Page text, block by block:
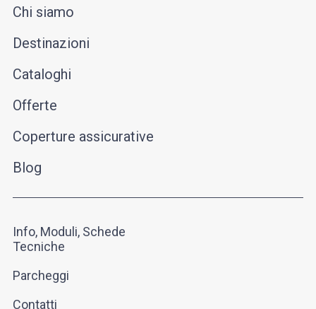
Chi siamo
Destinazioni
Cataloghi
Offerte
Coperture assicurative
Blog
Info, Moduli, Schede
Tecniche
Parcheggi
Contatti